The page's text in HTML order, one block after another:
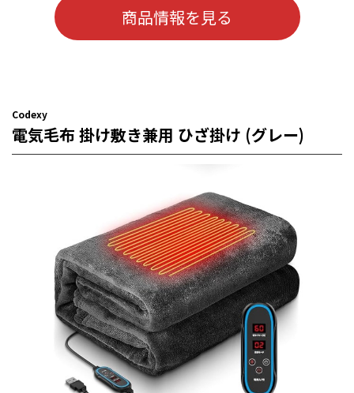
商品情報を見る
Codexy
電気毛布 掛け敷き兼用 ひざ掛け (グレー)